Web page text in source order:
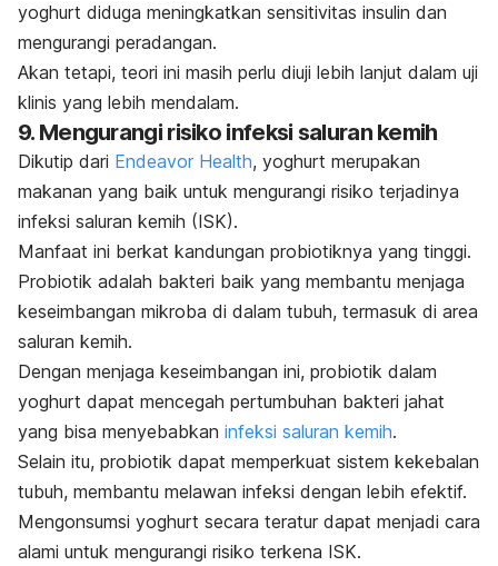
yoghurt diduga meningkatkan sensitivitas insulin dan
mengurangi peradangan.
Akan tetapi, teori ini masih perlu diuji lebih lanjut dalam uji
klinis yang lebih mendalam.
9. Mengurangi risiko infeksi saluran kemih
Dikutip dari Endeavor Health, yoghurt merupakan
makanan yang baik untuk mengurangi risiko terjadinya
infeksi saluran kemih (ISK).
Manfaat ini berkat kandungan probiotiknya yang tinggi.
Probiotik adalah bakteri baik yang membantu menjaga
keseimbangan mikroba di dalam tubuh, termasuk di area
saluran kemih.
Dengan menjaga keseimbangan ini, probiotik dalam
yoghurt dapat mencegah pertumbuhan bakteri jahat
yang bisa menyebabkan infeksi saluran kemih.
Selain itu, probiotik dapat memperkuat sistem kekebalan
tubuh, membantu melawan infeksi dengan lebih efektif.
Mengonsumsi yoghurt secara teratur dapat menjadi cara
alami untuk mengurangi risiko terkena ISK.